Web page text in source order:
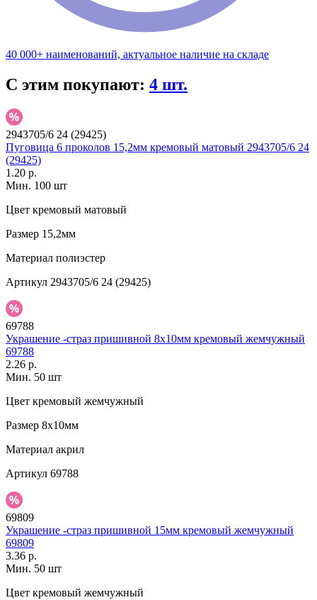
40 000+ наименований, актуальное наличие на складе
С этим покупают: 4 шт.
2943705/6 24 (29425)
Пуговица 6 проколов 15,2мм кремовый матовый 2943705/6 24
(29425)
1.20 р.
Мин. 100 шт
Цвет кремовый матовый
Размер 15,2мм
Материал полиэстер
Артикул 2943705/6 24 (29425)
69788
Украшение -страз пришивной 8х10мм кремовый жемчужный
69788
2.26 р.
Мин. 50 шт
Цвет кремовый жемчужный
Размер 8х10мм
Материал акрил
Артикул 69788
69809
Украшение -страз пришивной 15мм кремовый жемчужный
69809
3.36 р.
Мин. 50 шт
Цвет кремовый жемчужный